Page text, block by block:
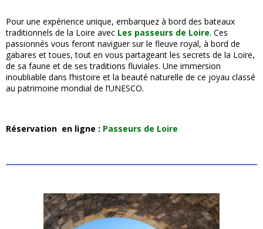
Pour une expérience unique, embarquez à bord des bateaux
traditionnels de la Loire avec Les passeurs de Loire. Ces
passionnés vous feront naviguer sur le fleuve royal, à bord de
gabares et toues, tout en vous partageant les secrets de la Loire,
de sa faune et de ses traditions fluviales. Une immersion
inoubliable dans l’histoire et la beauté naturelle de ce joyau classé
au patrimoine mondial de l’UNESCO.
Réservation en ligne : Passeurs de Loire